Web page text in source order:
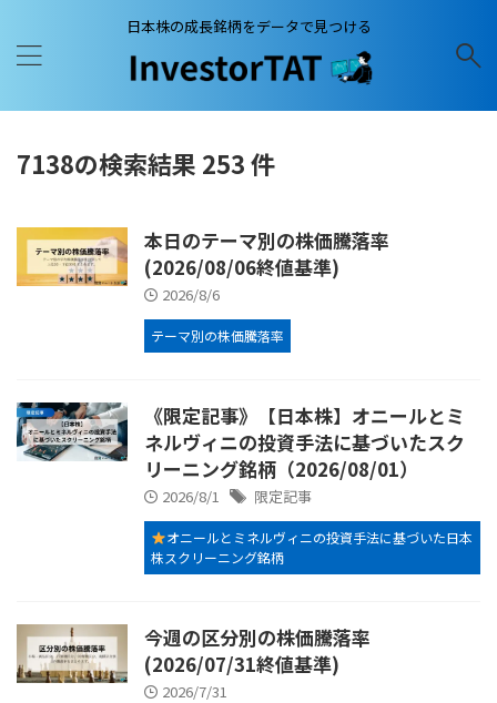
日本株の成長銘柄をデータで見つける
7138の検索結果 253 件
本日のテーマ別の株価騰落率
(2026/08/06終値基準)
2026/8/6
テーマ別の株価騰落率
《限定記事》【日本株】オニールとミ
ネルヴィニの投資手法に基づいたスク
リーニング銘柄（2026/08/01）
2026/8/1 限定記事
オニールとミネルヴィニの投資手法に基づいた日本
株スクリーニング銘柄
今週の区分別の株価騰落率
(2026/07/31終値基準)
2026/7/31